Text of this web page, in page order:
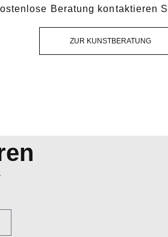
Beratung kontaktieren
ZUR KUNSTBERATUNG